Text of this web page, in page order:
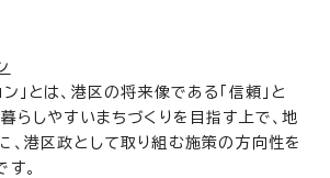
」とは、港区の将来像である「信頼」と
暮らしやすいまちづくりを目指す上で、地
、港区政として取り組む施策の方向性を
。